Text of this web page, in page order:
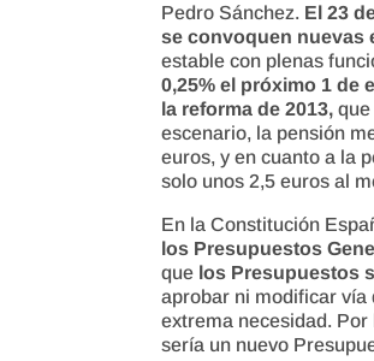
Pedro Sánchez. El 23
se convoquen nuevas
estable con plenas
0,25% el próximo 1 de
la reforma de 2013,
escenario, la pensión
euros, y en cuanto a la
solo unos 2,5 euros al
En la Constitución
los Presupuestos
que los Presupuestos
aprobar ni modificar vía
extrema necesidad.
sería un nuevo